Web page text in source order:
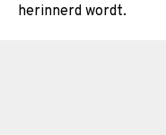
herinnerd wordt.